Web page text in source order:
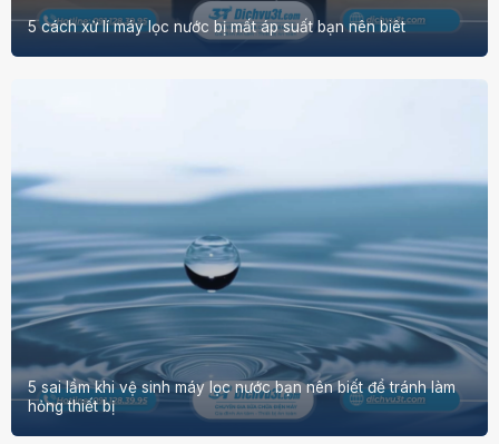
5 cách xử lí máy lọc nước bị mất áp suất bạn nên biêt
5 sai lầm khi vệ sinh máy lọc nước bạn nên biết để tránh làm
hỏng thiết bị